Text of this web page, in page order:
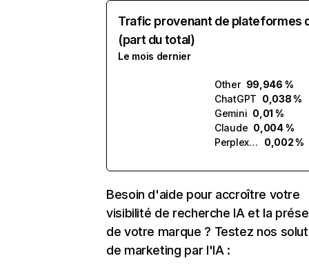
Trafic provenant de plateformes
(part du total)
Le mois dernier
Other 99,946 %
ChatGPT 0,038 %
Gemini 0,01 %
Claude 0,004 %
Perplexity
0,002 %
Besoin d'aide pour accroître votre
visibilité de recherche IA et la
de votre marque ? Testez nos
de marketing par l'IA :